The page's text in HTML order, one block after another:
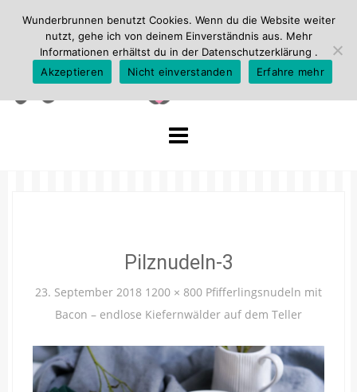
Pilznudeln-3
23. September 2018 1200 × 800 Pfifferlingsnudeln mit
Bacon – endlose Kiefernwälder auf dem Teller
Wunderbrunnen benutzt Cookies. Wenn du die Website weiter
nutzt, gehe ich von deinem Einverständnis aus. Mehr
Informationen erhältst du in der Datenschutzerklärung .
Akzeptieren
Nicht einverstanden Erfahre mehr